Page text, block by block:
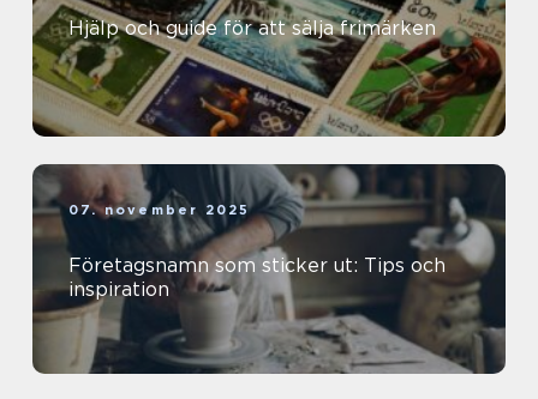
Hjälp och guide för att sälja frimärken
07. november 2025
Företagsnamn som sticker ut: Tips och
inspiration